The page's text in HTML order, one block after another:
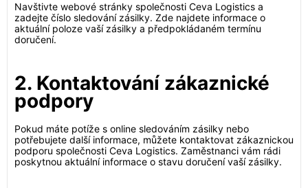
Navštivte webové stránky společnosti Ceva Logistics a
zadejte číslo sledování zásilky. Zde najdete informace o
aktuální poloze vaší zásilky a předpokládaném termínu
doručení.
2. Kontaktování zákaznické
podpory
Pokud máte potíže s online sledováním zásilky nebo
potřebujete další informace, můžete kontaktovat zákaznickou
podporu společnosti Ceva Logistics. Zaměstnanci vám rádi
poskytnou aktuální informace o stavu doručení vaší zásilky.